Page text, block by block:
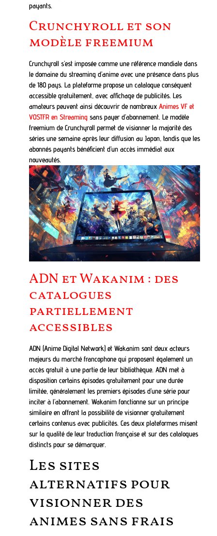
payants.
Crunchyroll et son
modèle freemium
Crunchyroll s’est imposée comme une référence mondiale dans
le domaine du streaming d’anime avec une présence dans plus
de 180 pays. La plateforme propose un catalogue conséquent
accessible gratuitement, avec affichage de publicités. Les
amateurs peuvent ainsi découvrir de nombreux Animes VF et
VOSTFR en Streaming sans payer d’abonnement. Le modèle
freemium de Crunchyroll permet de visionner la majorité des
séries une semaine après leur diffusion au Japon, tandis que les
abonnés payants bénéficient d’un accès immédiat aux
nouveautés.
ADN et Wakanim : des
catalogues
partiellement
accessibles
ADN (Anime Digital Network) et Wakanim sont deux acteurs
majeurs du marché francophone qui proposent également un
accès gratuit à une partie de leur bibliothèque. ADN met à
disposition certains épisodes gratuitement pour une durée
limitée, généralement les premiers épisodes d’une série pour
inciter à l’abonnement. Wakanim fonctionne sur un principe
similaire en offrant la possibilité de visionner gratuitement
certains contenus avec publicités. Ces deux plateformes misent
sur la qualité de leur traduction française et sur des catalogues
distincts pour se démarquer.
Les sites
alternatifs pour
visionner des
animes sans frais